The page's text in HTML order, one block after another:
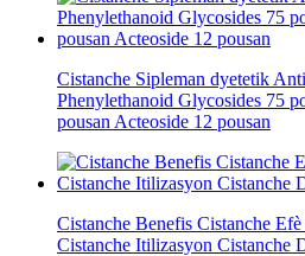
Cistanche Sipleman dyetetik
Phenylethanoid Glycosides 75
pousan Acteoside 12 pousan
Cistanche Benefis Cistanche
Cistanche Itilizasyon Cistanche